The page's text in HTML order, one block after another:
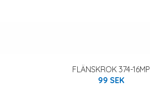
FLÄNSKROK 374-16MP
99 SEK